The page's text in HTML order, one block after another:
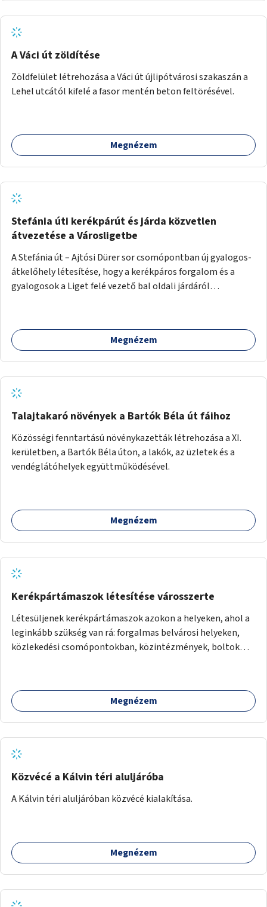
A Váci út zöldítése
Zöldfelület létrehozása a Váci út újlipótvárosi szakaszán a
Lehel utcától kifelé a fasor mentén beton feltörésével.
Megnézem
Stefánia úti kerékpárút és járda közvetlen
átvezetése a Városligetbe
A Stefánia út – Ajtósi Dürer sor csomópontban új gyalogos-
átkelőhely létesítése, hogy a kerékpáros forgalom és a
gyalogosok a Liget felé vezető bal oldali járdáról
Megnézem
Talajtakaró növények a Bartók Béla út fáihoz
Közösségi fenntartású növénykazetták létrehozása a XI.
kerületben, a Bartók Béla úton, a lakók, az üzletek és a
vendéglátóhelyek együttműködésével.
Megnézem
Kerékpártámaszok létesítése városszerte
Létesüljenek kerékpártámaszok azokon a helyeken, ahol a
leginkább szükség van rá: forgalmas belvárosi helyeken,
közlekedési csomópontokban, közintézmények, boltok
Megnézem
Közvécé a Kálvin téri aluljáróba
A Kálvin téri aluljáróban közvécé kialakítása.
Megnézem